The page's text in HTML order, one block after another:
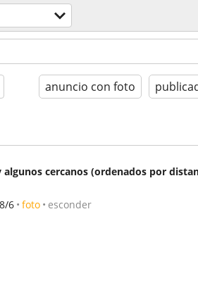
anuncio con foto
cercanos (ordenados por
8/6 foto esconder